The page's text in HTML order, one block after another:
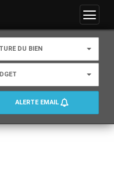
Menu
DU BIEN
ALERTE EMAIL